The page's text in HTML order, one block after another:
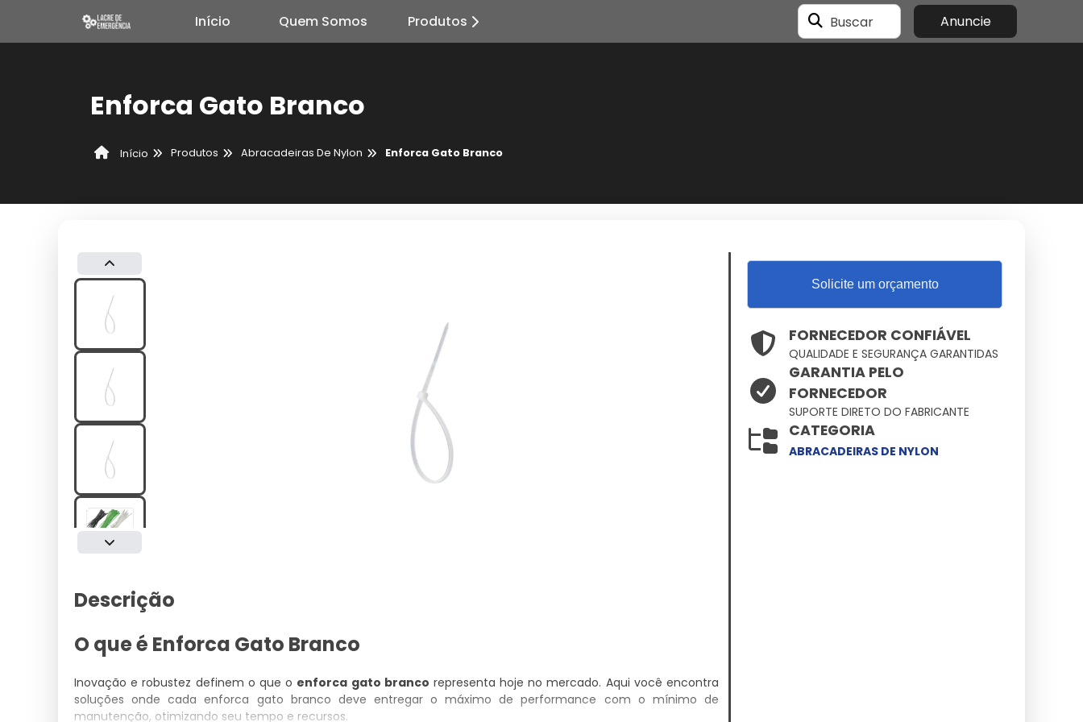
Início Quem Somos Produtos Buscar Anuncie
Enforca Gato Branco
Início Produtos Abracadeiras De Nylon Enforca Gato Branco
Descrição
O que é Enforca Gato Branco
Inovação e robustez definem o que o enforca gato branco representa hoje no mercado. Aqui você encontra
soluções onde cada enforca gato branco deve entregar o máximo de performance com o mínimo de
manutenção, otimizando seu tempo e recursos.
Solicite um orçamento
FORNECEDOR CONFIÁVEL
QUALIDADE E SEGURANÇA GARANTIDAS
GARANTIA PELO
FORNECEDOR
SUPORTE DIRETO DO FABRICANTE
CATEGORIA
ABRACADEIRAS DE NYLON